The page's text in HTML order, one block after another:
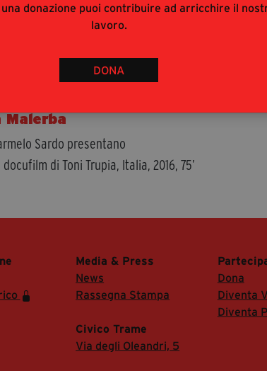
donazione puoi contribuire ad arricchire il
lavoro.
DONA
Libri
Eventi
Malerba
Sardo presentano
docufilm di Toni Trupia, Italia, 2016, 75’
Media & Press
News
Rassegna Stampa
Dona
Diventa
Diventa
Civico Trame
Via degli Oleandri, 5